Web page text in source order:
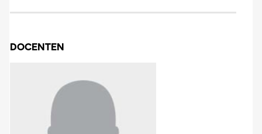
DOCENTEN